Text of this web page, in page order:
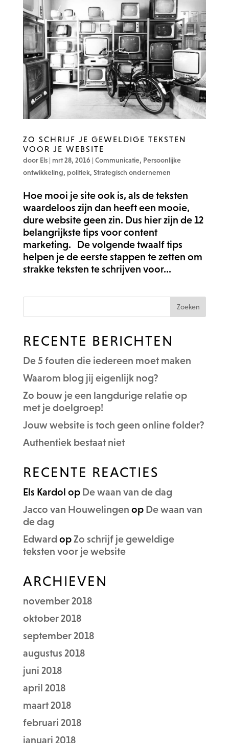
ZO SCHRIJF JE GEWELDIGE TEKSTEN
VOOR JE WEBSITE
door Els| mrt 28, 2016| Communicatie, Persoonlijke
ontwikkeling, politiek, Strategisch ondernemen
Hoe mooi je site ook is, als de teksten
waardeloos zijn dan heeft een mooie,
dure website geen zin. Dus hier zijn de 12
belangrijkste tips voor content
marketing. De volgende twaalf tips
helpen je de eerste stappen te zetten om
strakke teksten te schrijven voor...
RECENTE BERICHTEN
De 5 fouten die iedereen moet maken
Waarom blog jij eigenlijk nog?
Zo bouw je een langdurige relatie op
met je doelgroep!
Jouw website is toch geen online folder?
Authentiek bestaat niet
RECENTE REACTIES
Els Kardol op De waan van de dag
Jacco van Houwelingen op De waan van
de dag
Edward opZo schrijf je geweldige
teksten voor je website
ARCHIEVEN
november 2018
oktober 2018
september 2018
augustus 2018
juni 2018
april 2018
maart 2018
februari 2018
januari 2018